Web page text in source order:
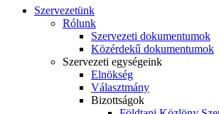
Szervezetünk
Rólunk
Szervezeti dokumentumok
Közérdekű dokumentumok
Szervezeti egységeink
Elnökség
Választmány
Bizottságok